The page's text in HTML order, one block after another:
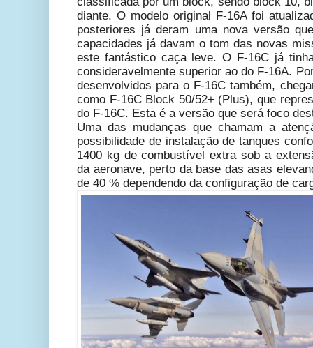
diante. O modelo original F-16A foi
posteriores já deram uma nova versão
capacidades já davam o tom das novas
este fantástico caça leve. O F-16C já
consideravelmente superior ao do F-16A.
desenvolvidos para o F-16C também,
como F-16C Block 50/52+ (Plus), que
do F-16C. Esta é a versão que será foco
Uma das mudanças que chamam a
possibilidade de instalação de tanques
1400 kg de combustível extra sob a
da aeronave, perto da base das asas
de 40 % dependendo da configuração de